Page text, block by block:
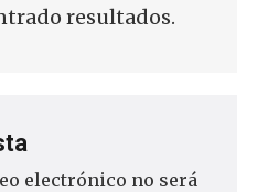
resultados.
electrónico no será